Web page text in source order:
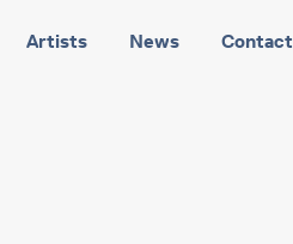
Artists News Contact